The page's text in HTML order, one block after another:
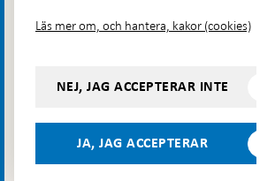
Följ oss på sociala medier
YouTubeDela på:
Facebook
Dela på:
Instagram
Dela
på:
Bluesky
Läs mer om, och hantera, kakor (cookies)
NEJ, JAG ACCEPTERAR INTE
JA, JAG ACCEPTERAR